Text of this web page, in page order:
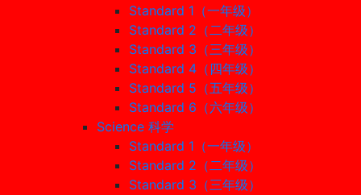
Standard 1（一年级）
Standard 2（二年级）
Standard 3（三年级）
Standard 4（四年级）
Standard 5（五年级）
Standard 6（六年级）
Science 科学
Standard 1（一年级）
Standard 2（二年级）
Standard 3（三年级）